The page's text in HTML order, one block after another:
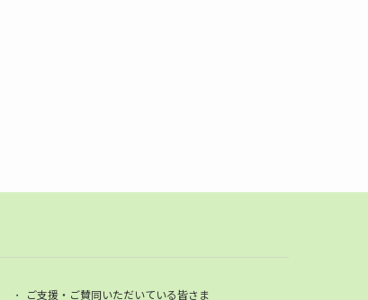
ご支援・ご賛同いただいている皆さま